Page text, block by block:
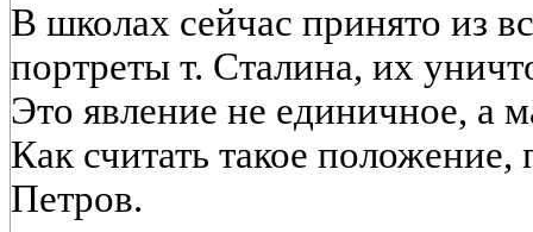
В школах сейчас принято из
портреты т. Сталина, их
Это явление не единичное, а
Как считать такое
Петров.